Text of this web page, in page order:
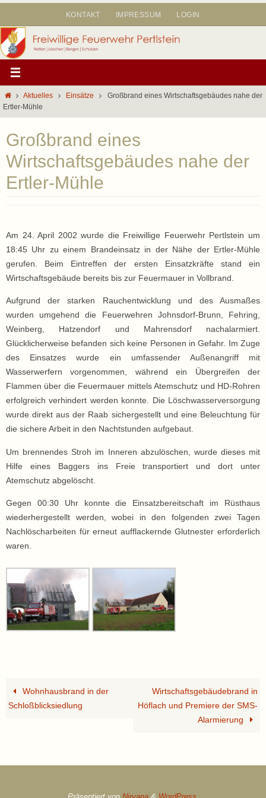
springen
KONTAKT IMPRESSUM LOGIN
StartAktuelles Einsätze
Großbrand eines Wirtschaftsgebäudes nahe der
Ertler-Mühle
Großbrand eines
Wirtschaftsgebäudes nahe der
Ertler-Mühle
Am 24. April 2002 wurde die Freiwillige Feuerwehr Pertlstein um
18:45 Uhr zu einem Brandeinsatz in der Nähe der Ertler-Mühle
gerufen. Beim Eintreffen der ersten Einsatzkräfte stand ein
Wirtschaftsgebäude bereits bis zur Feuermauer in Vollbrand.
Aufgrund der starken Rauchentwicklung und des Ausmaßes
wurden umgehend die Feuerwehren Johnsdorf-Brunn, Fehring,
Weinberg, Hatzendorf und Mahrensdorf nachalarmiert.
Glücklicherweise befanden sich keine Personen in Gefahr. Im Zuge
des Einsatzes wurde ein umfassender Außenangriff mit
Wasserwerfern vorgenommen, während ein Übergreifen der
Flammen über die Feuermauer mittels Atemschutz und HD-Rohren
erfolgreich verhindert werden konnte. Die Löschwasserversorgung
wurde direkt aus der Raab sichergestellt und eine Beleuchtung für
die sichere Arbeit in den Nachtstunden aufgebaut.
Um brennendes Stroh im Inneren abzulöschen, wurde dieses mit
Hilfe eines Baggers ins Freie transportiert und dort unter
Atemschutz abgelöscht.
Gegen 00:30 Uhr konnte die Einsatzbereitschaft im Rüsthaus
wiederhergestellt werden, wobei in den folgenden zwei Tagen
Nachlöscharbeiten für erneut aufflackernde Glutnester erforderlich
waren.
Wohnhausbrand in der
Schloßblicksiedlung
Wirtschaftsgebäudebrand in
Höflach und Premiere der SMS-
Alarmierung